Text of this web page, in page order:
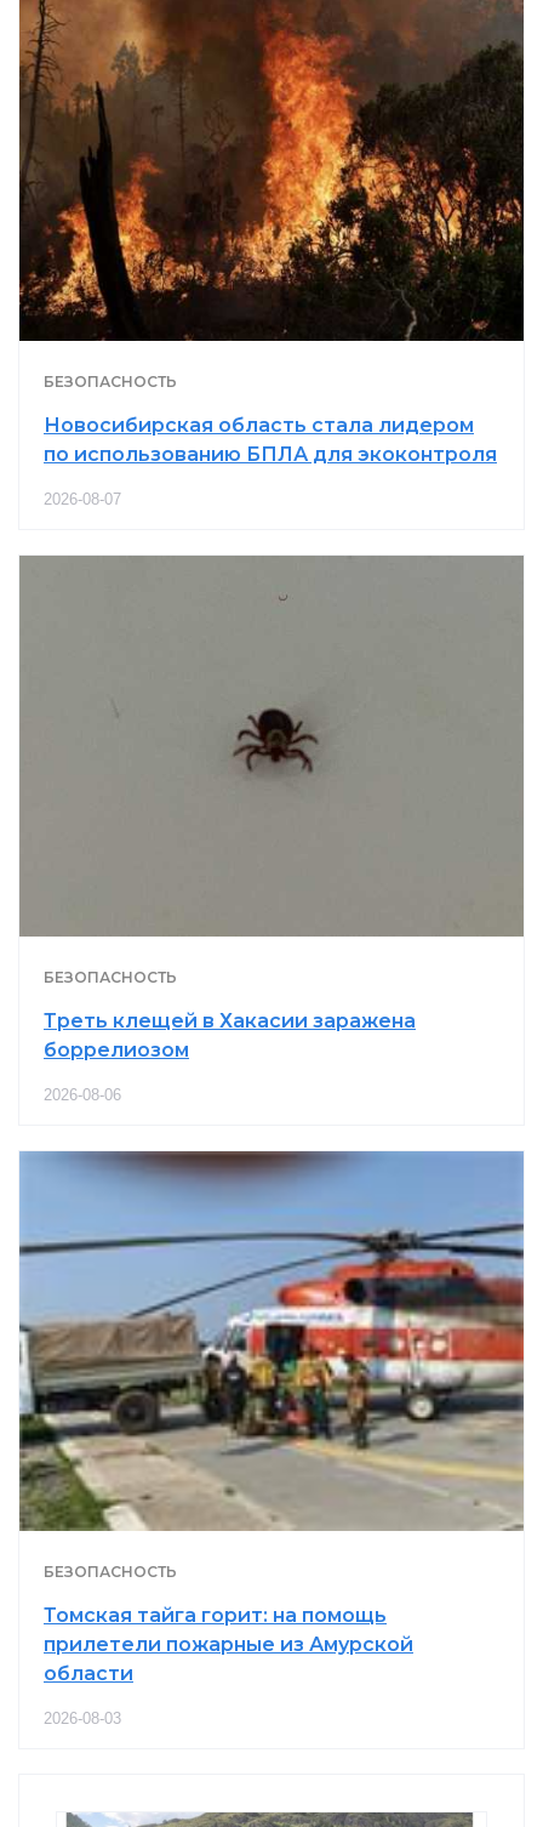
БЕЗОПАСНОСТЬ
Новосибирская область стала лидером
по использованию БПЛА для экоконтроля
2026-08-07
БЕЗОПАСНОСТЬ
Треть клещей в Хакасии заражена
боррелиозом
2026-08-06
БЕЗОПАСНОСТЬ
Томская тайга горит: на помощь
прилетели пожарные из Амурской
области
2026-08-03